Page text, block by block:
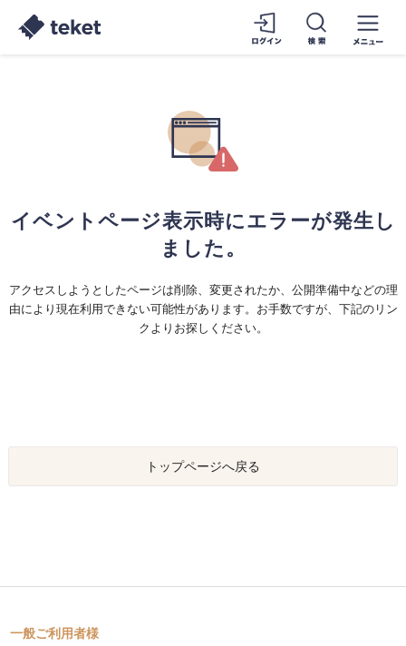
イベントページ表示時にエラーが発生し
ました。
アクセスしようとしたページは削除、変更されたか、公開準備中などの理
由により現在利用できない可能性があります。お手数ですが、下記のリン
クよりお探しください。
トップページへ戻る
一般ご利用者様